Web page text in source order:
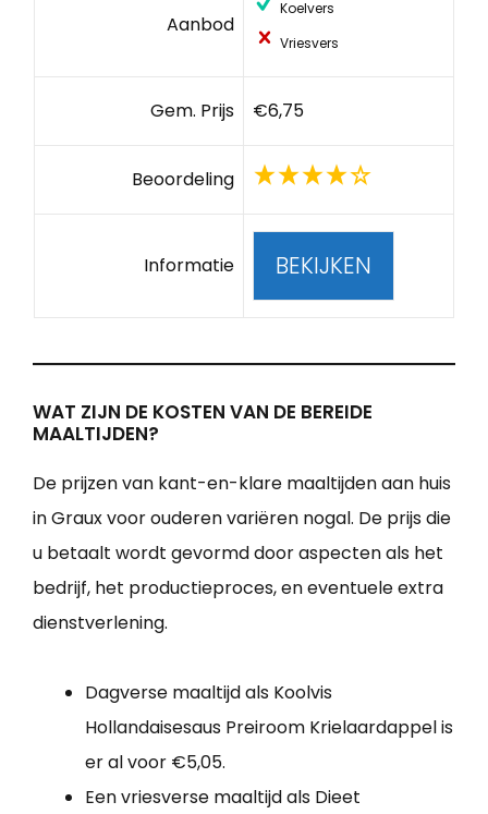
Aanbod
Koelvers
Vriesvers
Gem. Prijs €6,75
Beoordeling
Informatie BEKIJKEN
WAT ZIJN DE KOSTEN VAN DE BEREIDE
MAALTIJDEN?
De prijzen van kant-en-klare maaltijden aan huis
in Graux voor ouderen variëren nogal. De prijs die
u betaalt wordt gevormd door aspecten als het
bedrijf, het productieproces, en eventuele extra
dienstverlening.
Dagverse maaltijd als Koolvis
Hollandaisesaus Preiroom Krielaardappel is
er al voor €5,05.
Een vriesverse maaltijd als Dieet